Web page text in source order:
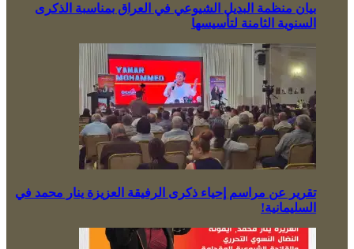
بيان منظمة البديل الشيوعي في العراق بمناسبة الذكرى
السنوية الثامنة لتأسيسها
تقرير عن مراسم إحياء ذكرى الرفيقة العزيزة ينار محمد في
السليمانية!